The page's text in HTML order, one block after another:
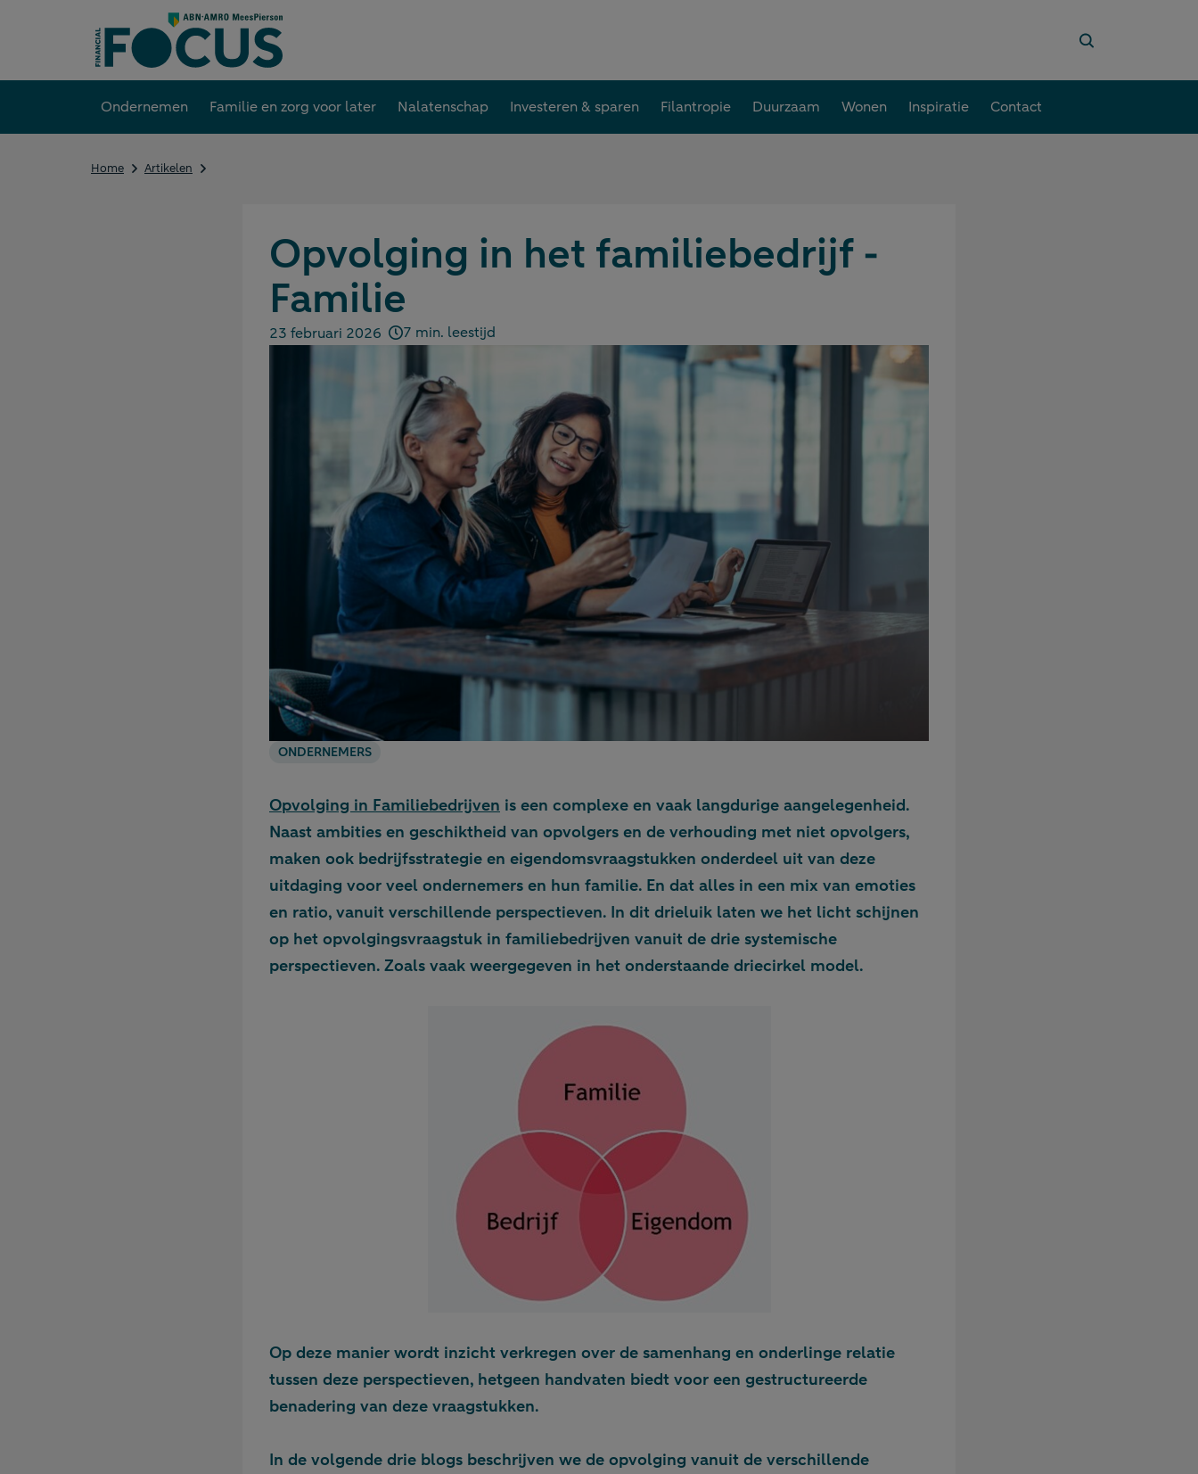
Ondernemen Familie en zorg voor later Nalatenschap Investeren & sparen Filantropie Duurzaam Wonen Inspiratie Contact
Home Artikelen
Opvolging in het familiebedrijf -
Familie
Gepubliceerd op:
23 februari 2026 7 min. leestijd
ONDERNEMERS
Opvolging in Familiebedrijven is een complexe en vaak langdurige aangelegenheid.
Naast ambities en geschiktheid van opvolgers en de verhouding met niet opvolgers,
maken ook bedrijfsstrategie en eigendomsvraagstukken onderdeel uit van deze
uitdaging voor veel ondernemers en hun familie. En dat alles in een mix van emoties
en ratio, vanuit verschillende perspectieven. In dit drieluik laten we het licht schijnen
op het opvolgingsvraagstuk in familiebedrijven vanuit de drie systemische
perspectieven. Zoals vaak weergegeven in het onderstaande driecirkel model.
Op deze manier wordt inzicht verkregen over de samenhang en onderlinge relatie
tussen deze perspectieven, hetgeen handvaten biedt voor een gestructureerde
benadering van deze vraagstukken.
In de volgende drie blogs beschrijven we de opvolging vanuit de verschillende